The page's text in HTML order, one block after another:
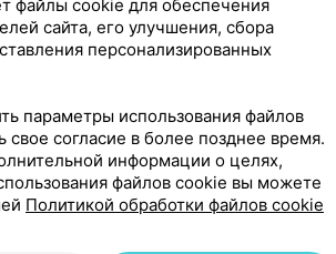
дни составляет до 6-8 раз и
лечения – 3-5 дней.
в виде инстилляций – 5-6 раз
в составе комплексной
динамике на фоне проводимого
файлы cookie для обеспечения
сайта, его улучшения, сбора
персонализированных
параметры использования файлов
свое согласие в более позднее время.
информации о целях,
файлов cookie вы можете
Политикой обработки файлов cookie